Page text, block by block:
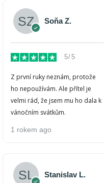
Soňa Z.
5/5
Z první ruky neznám, protože
ho nepoužívám. Ale přítel je
velmi rád, že jsem mu ho dala k
vánočním svátkům.
1 rokem ago
Stanislav L.